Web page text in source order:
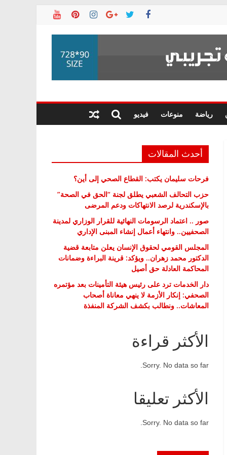
رياضة منوعات فيديو
أحدث المقالات
فرحات سليمان يكتب: القطاع الصحي إلى أين؟
حزب التحالف الشعبي يطلق لجنة “الحق في الصحة”
بالإسكندرية لرصد الانتهاكات ودعم المرضى
صور .. اعتماد الرسومات النهائية للقرار الوزاري لمدينة
الصحفيين.. وانتهاء أعمال إنشاء المبنى الإداري
المجلس القومي لحقوق الإنسان يعلن متابعة قضية
الدكتور محمد زهران.. ويؤكد: قرينة البراءة وضمانات
المحاكمة العادلة حق أصيل
دار الخدمات ترد على رئيس هيئة التأمينات بعد مؤتمره
الصحفي: إنكار الأزمة لا ينهي معاناة أصحاب
المعاشات.. ونطالب بكشف الشركة المنفذة
الأكثر قراءة
Sorry. No data so far.
الأكثر تعليقا
Sorry. No data so far.